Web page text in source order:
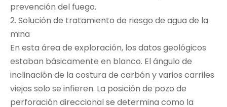
prevención del fuego.
2. Solución de tratamiento de riesgo de agua de la
mina
En esta área de exploración, los datos geológicos
estaban básicamente en blanco. El ángulo de
inclinación de la costura de carbón y varios carriles
viejos solo se infieren. La posición de pozo de
perforación direccional se determina como la